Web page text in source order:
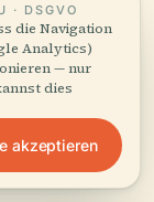
· DSGVO
die Navigation
Analytics)
— nur
dies
akzeptieren